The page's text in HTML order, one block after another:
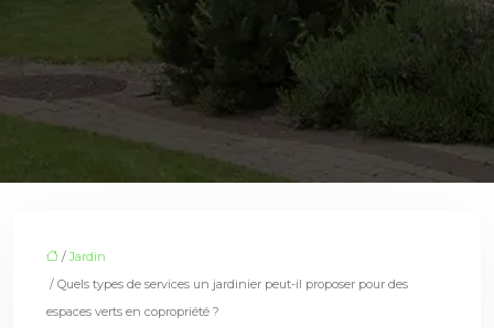
/Jardin
/ Quels types de services un jardinier peut-il proposer pour des
espaces verts en copropriété ?